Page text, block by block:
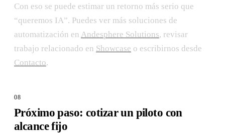
Con eso se puede estimar un retorno más serio que
“queremos IA”. Puedes ver más soluciones de
automatización en Andesphere Solutions, revisar
trabajo relacionado en Showcase o escribirnos desde
Contacto.
Próximo paso: cotizar un piloto con
alcance fijo